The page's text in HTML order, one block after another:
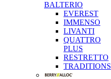
BALTERIO
EVEREST
IMMENSO
LIVANTI
QUATTRO
PLUS
RESTRETTO
TRADITIONS